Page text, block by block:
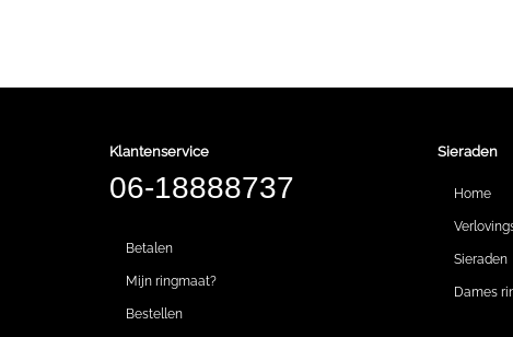
Klantenservice
06-18888737
Betalen
Mijn ringmaat?
Bestellen
Sieraden
Home
Sieraden
Dames